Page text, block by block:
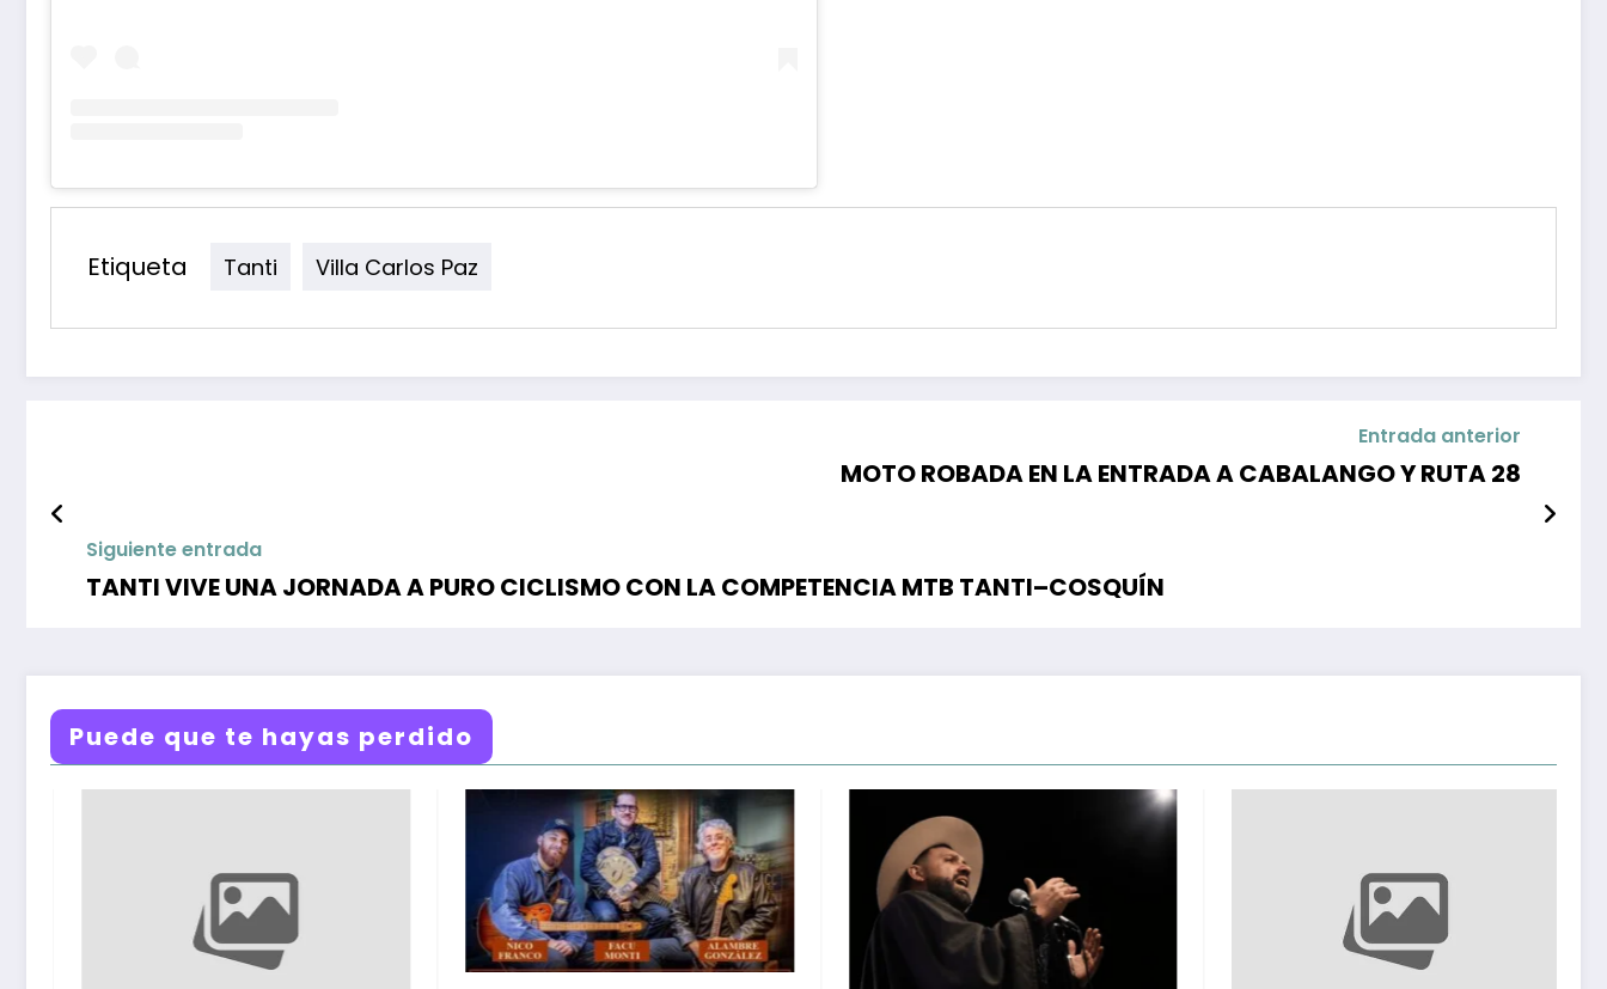
Etiqueta Tanti Villa Carlos Paz
Entrada anterior
MOTO ROBADA EN LA ENTRADA A CABALANGO Y RUTA 28
Siguiente entrada
TANTI VIVE UNA JORNADA A PURO CICLISMO CON LA COMPETENCIA MTB TANTI–COSQUÍN
Puede que te hayas perdido